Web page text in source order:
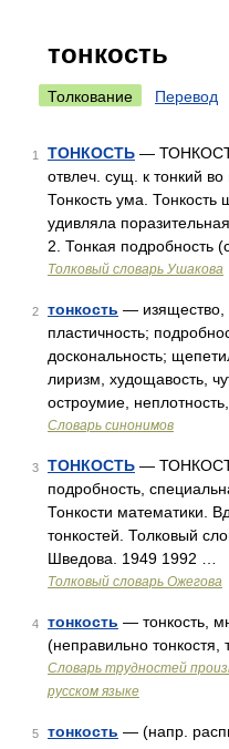
тонкость
Толкование Перевод
1 ТОНКОСТЬ —
отвлеч. сущ. к тонкий во
Тонкость ума. Тонкость
удивляла
2. Тонкая подробность
Толковый словарь Ушакова
2 тонкость — изящество,
пластичность;
доскональность;
лиризм, худощавость,
остроумие,
Словарь синонимов
3 ТОНКОСТЬ —
подробность,
Тонкости математики.
тонкостей. Толковый
Шведова. 1949 1992 …
Толковый словарь Ожегова
4 тонкость — тонкость,
(неправильно тонкостя,
Словарь трудностей
русском языке
5 тонкость — (напр.